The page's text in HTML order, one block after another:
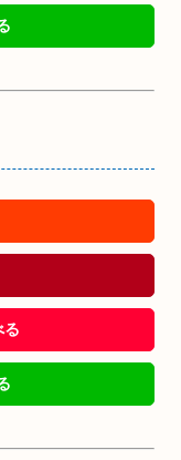
る